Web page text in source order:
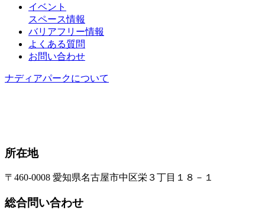
イベント
スペース情報
バリアフリー情報
よくある質問
お問い合わせ
ナディアパークについて
所在地
〒460-0008 愛知県名古屋市中区栄３丁目１８－１
総合問い合わせ